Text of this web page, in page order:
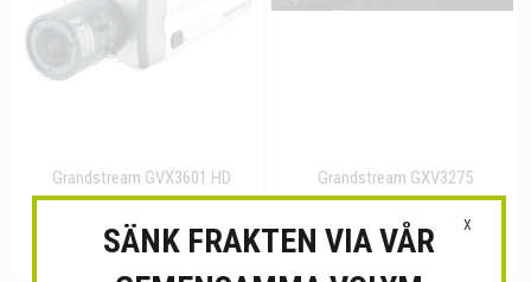
Grandstream GVX3601 HD
Kontakta grossisten
Grandstream GXV3275
Kontakta grossisten
X
SÄNK FRAKTEN VIA VÅR